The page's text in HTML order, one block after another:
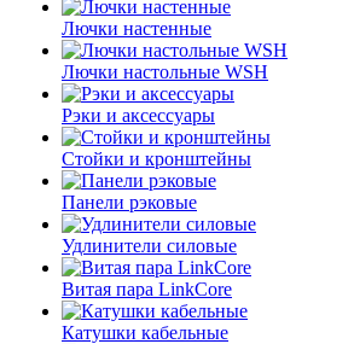
Лючки настенные
Лючки настольные WSH
Рэки и аксессуары
Стойки и кронштейны
Панели рэковые
Удлинители силовые
Витая пара LinkCore
Катушки кабельные